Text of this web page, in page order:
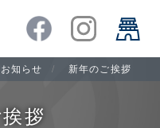
お知らせ 新年のご挨拶
拶